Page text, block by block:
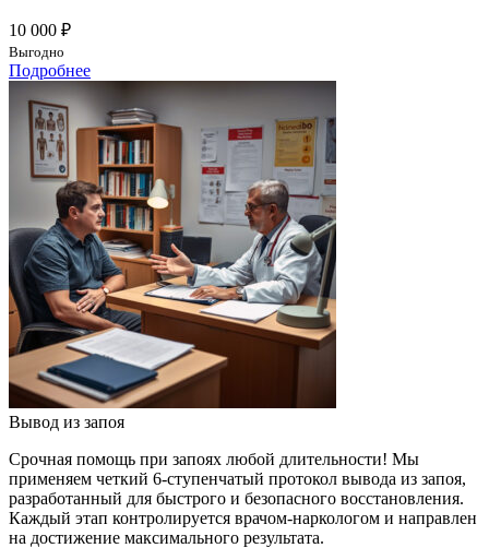
10 000 ₽
Выгодно
Подробнее
Вывод из запоя
Срочная помощь при запоях любой длительности! Мы
применяем четкий 6-ступенчатый протокол вывода из запоя,
разработанный для быстрого и безопасного восстановления.
Каждый этап контролируется врачом-наркологом и направлен
на достижение максимального результата.